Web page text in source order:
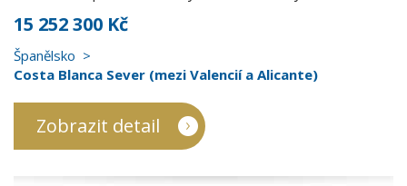
15 252 300 Kč
Španělsko
Costa Blanca Sever (mezi Valencií a Alicante)
Zobrazit detail